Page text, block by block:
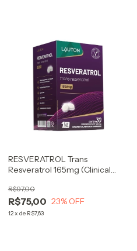
RESVERATROL Trans
Resveratrol 165mg (Clinical
R$75,00
R$97,00
23% OFF
12x de R$7,63